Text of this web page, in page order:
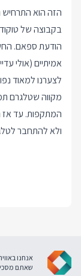
הזה הוא התרחיש
בקבוצה של
הודעת ספאם.
אמיתיים (אולי
לצערנו למאוד
מקווה שטלגרם
המתקפות. עד אז
ולא להתחבר
שאתם